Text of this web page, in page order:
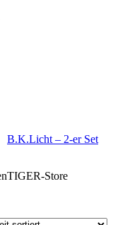
B.K.Licht – 2-er Set
Store